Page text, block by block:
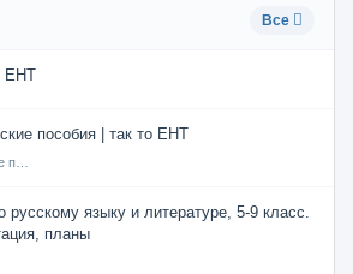
Все
ЕНТ
пособия | так то ЕНТ
русскому языку и литературе, 5-9 класс.
планы